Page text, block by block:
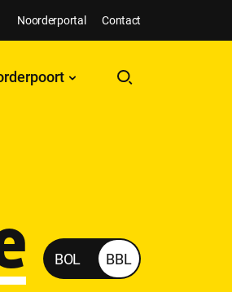
Noorderportal Contact
Monteur
elektrotechnische
BOL BBL